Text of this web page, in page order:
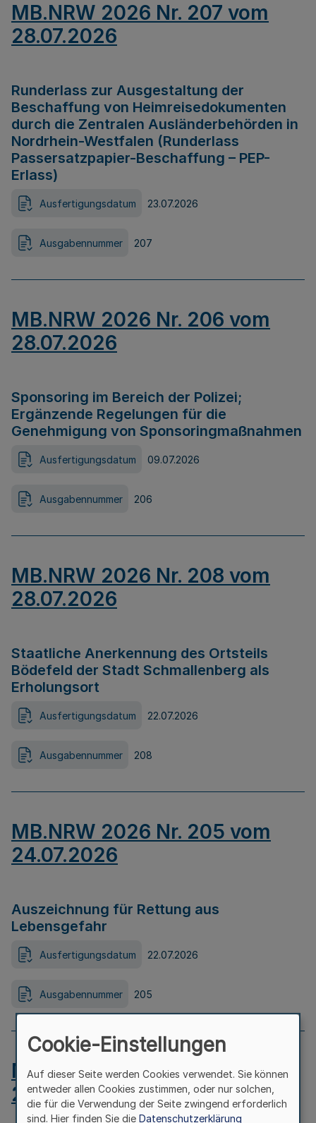
MB.NRW 2026 Nr. 207 vom
28.07.2026
Runderlass zur Ausgestaltung der
Beschaffung von Heimreisedokumenten
durch die Zentralen Ausländerbehörden in
Nordrhein-Westfalen (Runderlass
Passersatzpapier-Beschaffung – PEP-
Erlass)
Ausfertigungsdatum 23.07.2026
Ausgabennummer 207
MB.NRW 2026 Nr. 206 vom
28.07.2026
Sponsoring im Bereich der Polizei;
Ergänzende Regelungen für die
Genehmigung von Sponsoringmaßnahmen
Ausfertigungsdatum 09.07.2026
Ausgabennummer 206
MB.NRW 2026 Nr. 208 vom
28.07.2026
Staatliche Anerkennung des Ortsteils
Bödefeld der Stadt Schmallenberg als
Erholungsort
Ausfertigungsdatum 22.07.2026
Ausgabennummer 208
MB.NRW 2026 Nr. 205 vom
24.07.2026
Auszeichnung für Rettung aus
Lebensgefahr
Ausfertigungsdatum 22.07.2026
Ausgabennummer 205
MB.NRW 2026 Nr. 204 vom
24.07.2026
Cookie-Einstellungen
Auf dieser Seite werden Cookies verwendet. Sie können
entweder allen Cookies zustimmen, oder nur solchen,
die für die Verwendung der Seite zwingend erforderlich
sind. Hier finden Sie die Datenschutzerklärung